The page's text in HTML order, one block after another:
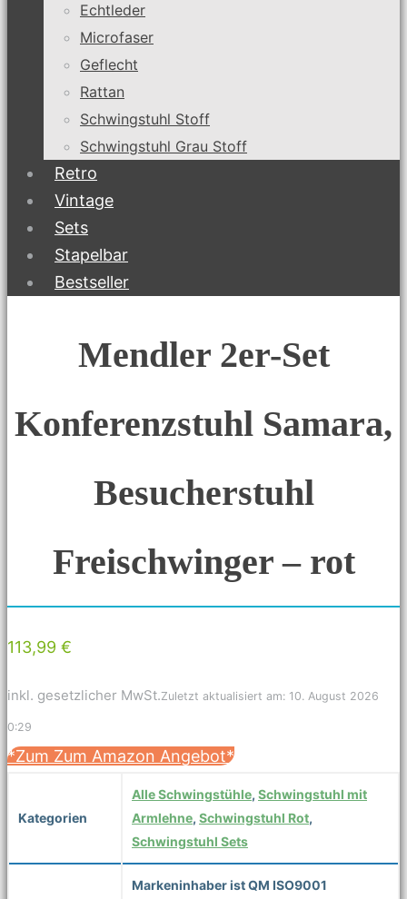
Echtleder
Microfaser
Geflecht
Rattan
Schwingstuhl Stoff
Schwingstuhl Grau Stoff
Retro
Vintage
Sets
Stapelbar
Bestseller
Mendler 2er-Set
Konferenzstuhl Samara,
Besucherstuhl
Freischwinger – rot
113,99 €
inkl. gesetzlicher MwSt.Zuletzt aktualisiert am: 10. August 2026
0:29
*Zum Zum Amazon Angebot*
Kategorien
Alle Schwingstühle, Schwingstuhl mit
Armlehne, Schwingstuhl Rot,
Schwingstuhl Sets
Markeninhaber ist QM ISO9001